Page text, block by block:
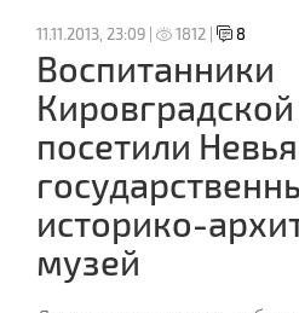
11.11.2013, 23:09 | 1812 | 8
Воспитанники
посетили
историко-
музей